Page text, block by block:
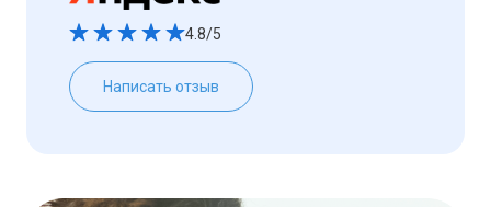
4.8/5
Написать отзыв